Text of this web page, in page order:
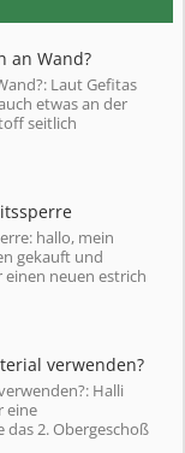
an Wand?
Laut Gefitas
etwas an der
seitlich
hallo, mein
gekauft und
neuen estrich
verwenden?
Halli
eine
das 2. Obergeschoß